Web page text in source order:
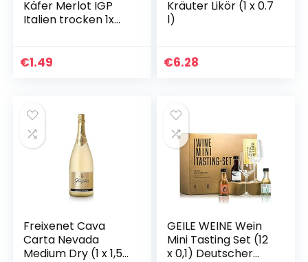
Käfer Merlot IGP
Italien trocken 1x
€1.49
Kräuter Likör (1 x 0.7
l)
€6.28
Freixenet Cava
Carta Nevada
Medium Dry (1 x 1,5
GEILE WEINE Wein
Mini Tasting Set (12
x 0,1) Deutscher